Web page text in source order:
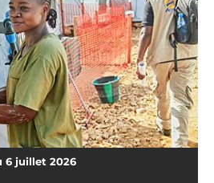
6 juillet 2026